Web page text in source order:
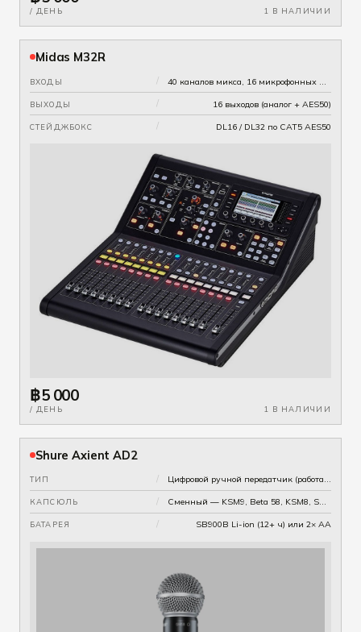
/ ДЕНЬ 1 В НАЛИЧИИ
Midas M32R
ВХОДЫ / 40 каналов микса, 16 микрофонных предусилителей на борту
ВЫХОДЫ / 16 выходов (аналог + AES50)
СТЕЙДЖБОКС / DL16 / DL32 по CAT5 AES50
฿5 000
/ ДЕНЬ 1 В НАЛИЧИИ
Shure Axient AD2
ТИП / Цифровой ручной передатчик (работает с приёмниками AD4D / AD4Q)
КАПСЮЛЬ / Сменный — KSM9, Beta 58, KSM8, SM58 (укажите при бронировании)
БАТАРЕЯ / SB900B Li-ion (12+ ч) или 2× AA